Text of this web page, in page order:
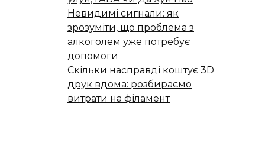
Невидимі сигнали: як
зрозуміти, що проблема з
алкоголем уже потребує
допомоги
Скільки насправді коштує 3D
друк вдома: розбираємо
витрати на філамент